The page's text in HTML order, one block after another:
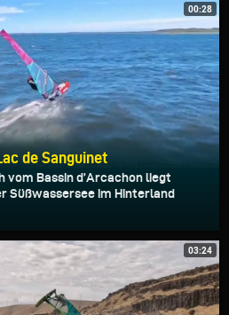
00:28
de Sanguinet
vom Bassin d’Arcachon liegt
Süßwassersee im Hinterland
03:24